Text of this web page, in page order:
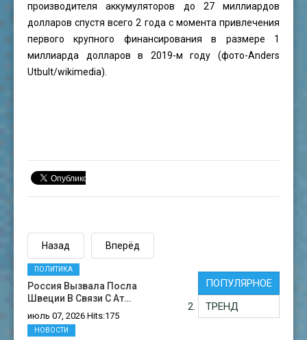
производителя аккумуляторов до 27 миллиардов
долларов спустя всего 2 года с момента привлечения
первого крупного финансирования в размере 1
миллиарда долларов в 2019-м году (фото-Anders
Utbult/wikimedia).
Назад Вперёд
ПОПУЛЯРНОЕ
ТРЕНД
Россия Вызвала Посла
Швеции В Связи С Ат…
июль 07, 2026 Hits:175
ПОЛИТИКА
НОВОСТИ